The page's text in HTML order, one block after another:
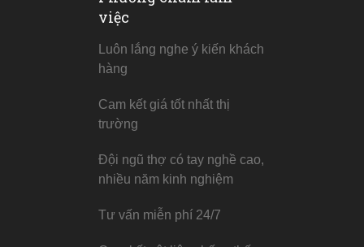
việc
Luôn lắng nghe ý kiến khách
hàng
Cam kết giá tốt nhất thị
trường
Đội ngũ thợ có tay nghề cao,
nhiều năm kinh nghiệm
Tư vấn miễn phí 24/7